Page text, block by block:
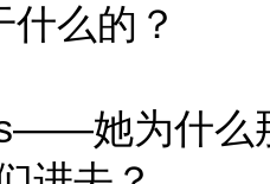
什么的？
她为什么